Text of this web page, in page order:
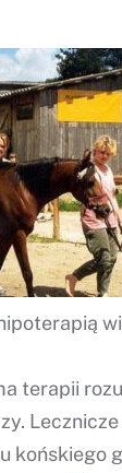
terapii
końskiego